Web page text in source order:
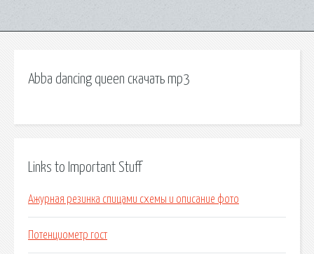
Abba dancing queen скачать mp3
Links to Important Stuff
Ажурная резинка спицами схемы и описание фото
Потенциометр гост